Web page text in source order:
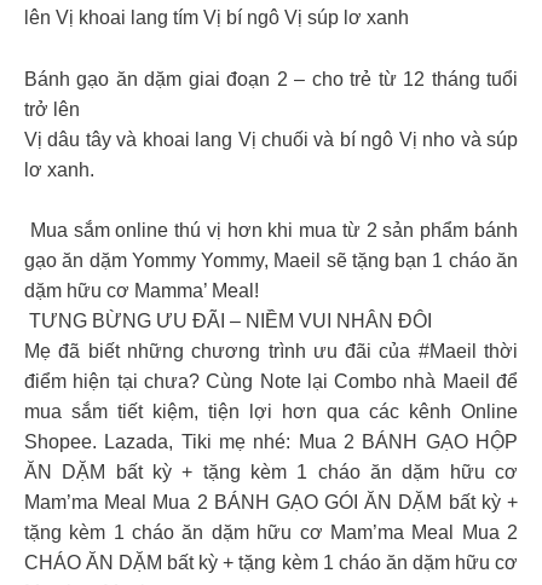
lên Vị khoai lang tím Vị bí ngô Vị súp lơ xanh
Bánh gạo ăn dặm giai đoạn 2 – cho trẻ từ 12 tháng tuổi
trở lên
Vị dâu tây và khoai lang Vị chuối và bí ngô Vị nho và súp
lơ xanh.
️ Mua sắm online thú vị hơn khi mua từ 2 sản phẩm bánh
gạo ăn dặm Yommy Yommy, Maeil sẽ tặng bạn 1 cháo ăn
dặm hữu cơ Mamma’ Meal!
️ TƯNG BỪNG ƯU ĐÃI – NIỀM VUI NHÂN ĐÔI
Mẹ đã biết những chương trình ưu đãi của #Maeil thời
điểm hiện tại chưa? Cùng Note lại Combo nhà Maeil để
mua sắm tiết kiệm, tiện lợi hơn qua các kênh Online
Shopee. Lazada, Tiki mẹ nhé: Mua 2 BÁNH GẠO HỘP
ĂN DẶM bất kỳ + tặng kèm 1 cháo ăn dặm hữu cơ
Mam’ma Meal Mua 2 BÁNH GẠO GÓI ĂN DẶM bất kỳ +
tặng kèm 1 cháo ăn dặm hữu cơ Mam’ma Meal Mua 2
CHÁO ĂN DẶM bất kỳ + tặng kèm 1 cháo ăn dặm hữu cơ